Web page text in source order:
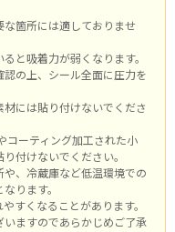
な箇所には適しておりませ
と吸着力が弱くなります。
の上、シール全面に圧力を
には貼り付けないでくださ
コーティング加工された小
付けないでください。
、冷蔵庫など低温環境での
ります。
すくなることがあります。
ますのであらかじめご了承